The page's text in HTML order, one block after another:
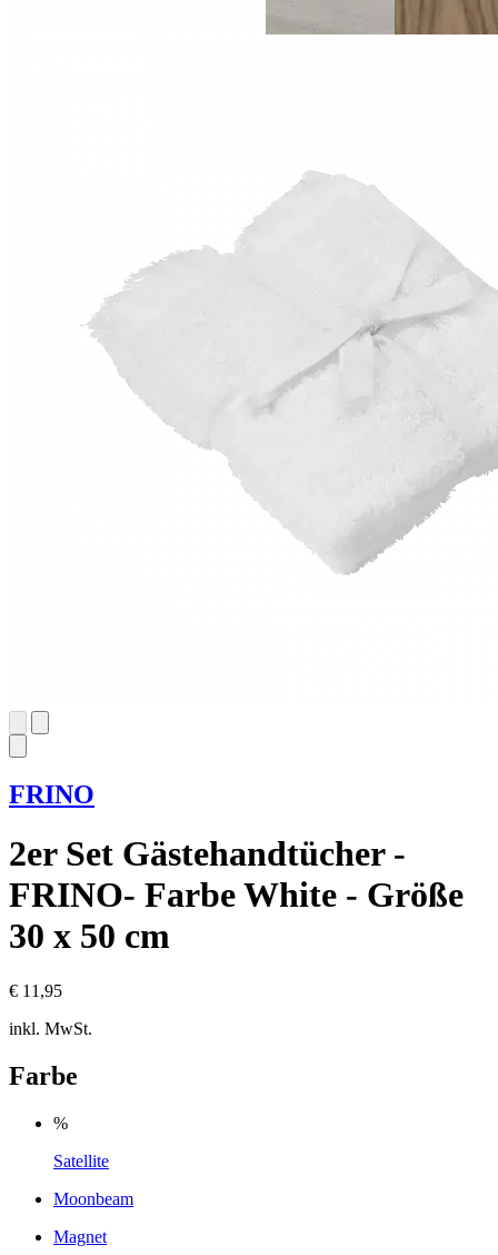
FRINO
2er Set Gästehandtücher -
FRINO- Farbe White - Größe
30 x 50 cm
€ 11,95
inkl. MwSt.
Farbe
%
Satellite
Moonbeam
Magnet